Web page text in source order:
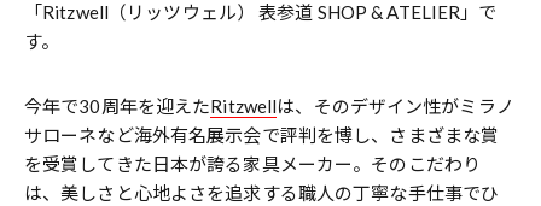
「Ritzwell（リッツウェル） 表参道 SHOP & ATELIER」で
す。
今年で30周年を迎えたRitzwellは、そのデザイン性がミラノ
サローネなど海外有名展示会で評判を博し、さまざまな賞
を受賞してきた日本が誇る家具メーカー。そのこだわり
は、美しさと心地よさを追求する職人の丁寧な手仕事でひ